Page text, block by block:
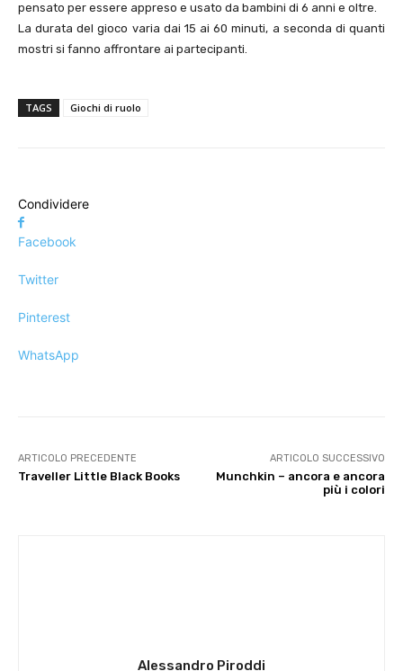
pensato per essere appreso e usato da bambini di 6 anni e oltre.
La durata del gioco varia dai 15 ai 60 minuti, a seconda di quanti
mostri si fanno affrontare ai partecipanti.
TAGS Giochi di ruolo
Condividere
Facebook
Twitter
Pinterest
WhatsApp
ARTICOLO PRECEDENTE
Traveller Little Black Books
ARTICOLO SUCCESSIVO
Munchkin – ancora e ancora
più i colori
Alessandro Piroddi